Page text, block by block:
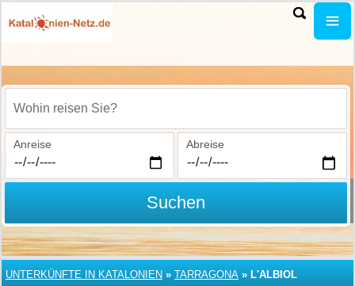
Wohin reisen Sie?
Anreise Abreise
Suchen
UNTERKÜNFTE IN KATALONIEN » TARRAGONA » L'ALBIOL